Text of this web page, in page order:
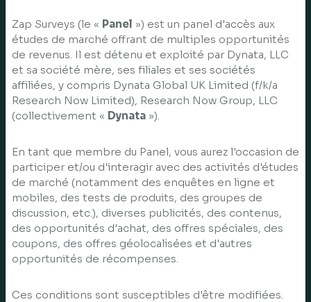
Zap Surveys (le « Panel ») est un panel d'accès aux
études de marché offrant de multiples opportunités
de revenus. Il est détenu et exploité par Dynata, LLC
et sa société mère, ses filiales et ses sociétés
affiliées, y compris Dynata Global UK Limited (f/k/a
Research Now Limited), Research Now Group, LLC
(collectivement « Dynata »).
En tant que membre du Panel, vous aurez l'occasion de
participer et/ou d'interagir avec des activités d'études
de marché (notamment des enquêtes en ligne et
mobiles, des tests de produits, des groupes de
discussion, etc.), diverses publicités, des contenus,
des opportunités d'achat, des offres spéciales, des
coupons, des offres géolocalisées et d'autres
opportunités de récompenses.
Ces conditions sont susceptibles d'être modifiées.